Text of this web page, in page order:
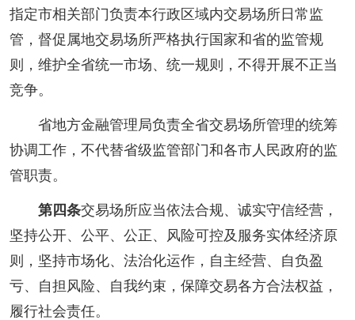
指定市相关部门负责本行政区域内交易场所日常监
管，督促属地交易场所严格执行国家和省的监管规
则，维护全省统一市场、统一规则，不得开展不正当
竞争。
省地方金融管理局负责全省交易场所管理的统筹
协调工作，不代替省级监管部门和各市人民政府的监
管职责。
第四条交易场所应当依法合规、诚实守信经营，
坚持公开、公平、公正、风险可控及服务实体经济原
则，坚持市场化、法治化运作，自主经营、自负盈
亏、自担风险、自我约束，保障交易各方合法权益，
履行社会责任。